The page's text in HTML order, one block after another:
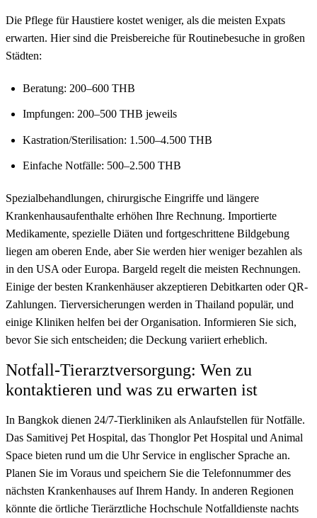
Die Pflege für Haustiere kostet weniger, als die meisten Expats
erwarten. Hier sind die Preisbereiche für Routinebesuche in großen
Städten:
Beratung: 200–600 THB
Impfungen: 200–500 THB jeweils
Kastration/Sterilisation: 1.500–4.500 THB
Einfache Notfälle: 500–2.500 THB
Spezialbehandlungen, chirurgische Eingriffe und längere
Krankenhausaufenthalte erhöhen Ihre Rechnung. Importierte
Medikamente, spezielle Diäten und fortgeschrittene Bildgebung
liegen am oberen Ende, aber Sie werden hier weniger bezahlen als
in den USA oder Europa. Bargeld regelt die meisten Rechnungen.
Einige der besten Krankenhäuser akzeptieren Debitkarten oder QR-
Zahlungen. Tierversicherungen werden in Thailand populär, und
einige Kliniken helfen bei der Organisation. Informieren Sie sich,
bevor Sie sich entscheiden; die Deckung variiert erheblich.
Notfall-Tierarztversorgung: Wen zu
kontaktieren und was zu erwarten ist
In Bangkok dienen 24/7-Tierkliniken als Anlaufstellen für Notfälle.
Das Samitivej Pet Hospital, das Thonglor Pet Hospital und Animal
Space bieten rund um die Uhr Service in englischer Sprache an.
Planen Sie im Voraus und speichern Sie die Telefonnummer des
nächsten Krankenhauses auf Ihrem Handy. In anderen Regionen
könnte die örtliche Tierärztliche Hochschule Notfalldienste nachts